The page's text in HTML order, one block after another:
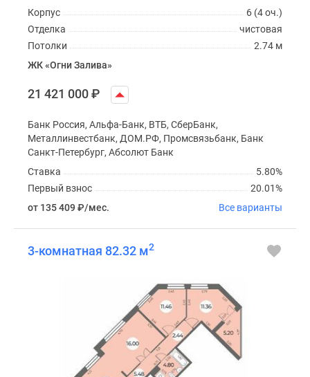
6 (4 оч.)
Корпус
чистовая
Отделка
2.74 м
Потолки
ЖК «Огни Залива»
21 421 000₽
Банк Россия, Альфа-Банк, ВТБ, СберБанк,
Металлинвестбанк, ДОМ.РФ, Промсвязьбанк, Банк
Санкт-Петербург, Абсолют Банк
5.80%
Ставка
20.01%
Первый взнос
от 135 409 ₽/мес. Все варианты
3-комнатная 82.32 м2